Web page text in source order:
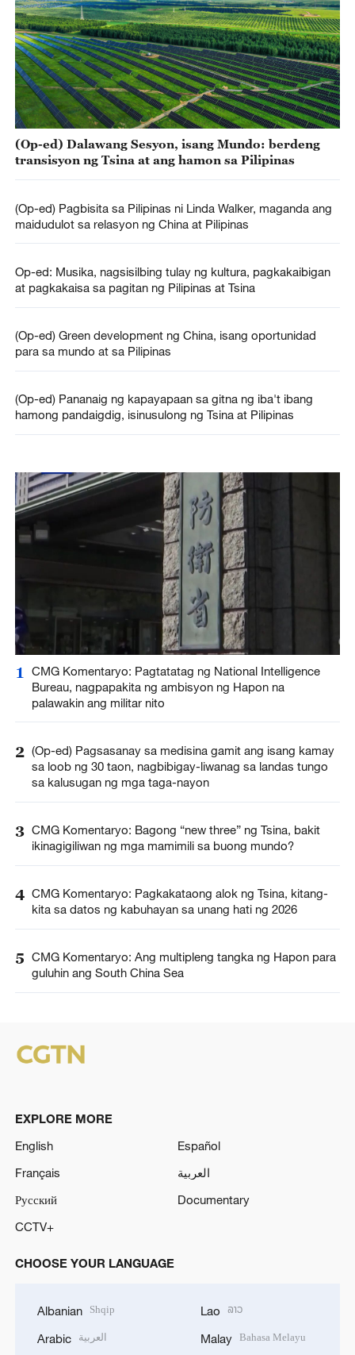
(Op-ed) Dalawang Sesyon, isang Mundo: berdeng
transisyon ng Tsina at ang hamon sa Pilipinas
(Op-ed) Pagbisita sa Pilipinas ni Linda Walker, maganda ang
maidudulot sa relasyon ng China at Pilipinas
Op-ed: Musika, nagsisilbing tulay ng kultura, pagkakaibigan
at pagkakaisa sa pagitan ng Pilipinas at Tsina
(Op-ed) Green development ng China, isang oportunidad
para sa mundo at sa Pilipinas
(Op-ed) Pananaig ng kapayapaan sa gitna ng iba't ibang
hamong pandaigdig, isinusulong ng Tsina at Pilipinas
1
CMG Komentaryo: Pagtatatag ng National Intelligence
Bureau, nagpapakita ng ambisyon ng Hapon na
palawakin ang militar nito
2 (Op-ed) Pagsasanay sa medisina gamit ang isang kamay
sa loob ng 30 taon, nagbibigay-liwanag sa landas tungo
sa kalusugan ng mga taga-nayon
3 CMG Komentaryo: Bagong “new three” ng Tsina, bakit
ikinagigiliwan ng mga mamimili sa buong mundo?
4 CMG Komentaryo: Pagkakataong alok ng Tsina, kitang-
kita sa datos ng kabuhayan sa unang hati ng 2026
5 CMG Komentaryo: Ang multipleng tangka ng Hapon para
guluhin ang South China Sea
EXPLORE MORE
English
Español
Français
العربية
Русский
Documentary
CCTV+
CHOOSE YOUR LANGUAGE
Albanian Shqip
Arabic العربية
Lao ລາວ
Malay Bahasa Melayu